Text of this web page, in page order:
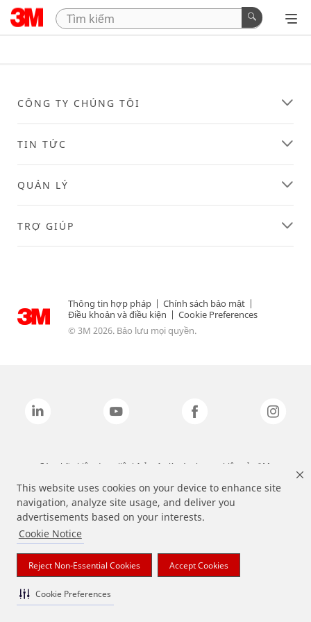
This website uses cookies on your device to enhance site
navigation, analyze site usage, and deliver you
advertisements based on your interests.
Cookie Notice
Reject Non-Essential Cookies Accept Cookies
Cookie Preferences
CÔNG TY CHÚNG TÔI
TIN TỨC
QUẢN LÝ
TRỢ GIÚP
Thông tin hợp pháp | Chính sách bảo mật |
Điều khoản và điều kiện | Cookie Preferences
© 3M 2026. Bảo lưu mọi quyền.
Các nhãn hiệu được liệt kê ở trên là các thương hiệu của 3M.